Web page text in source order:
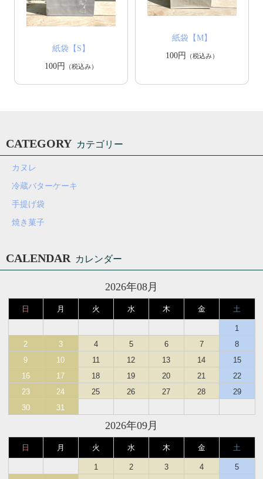
紙袋【S】
100円
（税込み）
紙袋【M】
100円
（税込み）
CATEGORY カテゴリー
カヌレ
冷蔵バターケーキ
手提げ袋
焼き菓子
CALENDAR カレンダー
2026年08月
日 月 火 水 木 金 土
1
2
3 4 5 6 7
8
9
10 11 12 13 14
15
16
17 18 19 20 21
22
23
24 25 26 27 28
29
30
31
2026年09月
日 月 火 水 木 金 土
1 2 3 4
5